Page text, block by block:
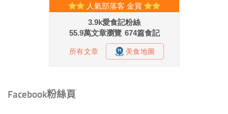
Facebook粉絲頁